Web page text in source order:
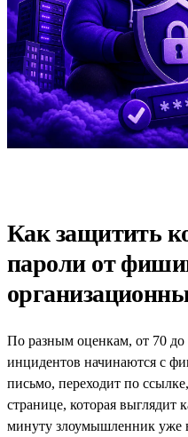
Как защитить
пароли от
По разным оценкам, от 70
инцидентов начинаются с
письмо, переходит по
странице, которая выглядит
минуту злоумышленник уже